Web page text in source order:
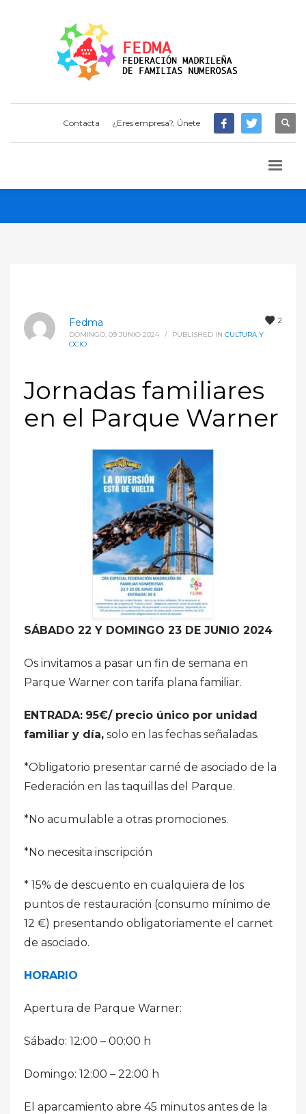
Contacta ¿Eres empresa?, Únete
2
Fedma
DOMINGO, 09 JUNIO 2024 / PUBLISHED IN CULTURA Y
OCIO
Jornadas familiares
en el Parque Warner
SÁBADO 22 Y DOMINGO 23 DE JUNIO 2024
Os invitamos a pasar un fin de semana en
Parque Warner con tarifa plana familiar.
ENTRADA: 95€/ precio único por unidad
familiar y día, solo en las fechas señaladas.
*Obligatorio presentar carné de asociado de la
Federación en las taquillas del Parque.
*No acumulable a otras promociones.
*No necesita inscripción
* 15% de descuento en cualquiera de los
puntos de restauración (consumo mínimo de
12 €) presentando obligatoriamente el carnet
de asociado.
HORARIO
Apertura de Parque Warner:
Sábado: 12:00 – 00:00 h
Domingo: 12:00 – 22:00 h
El aparcamiento abre 45 minutos antes de la